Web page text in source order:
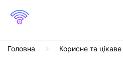
Головна Корисне та цікаве